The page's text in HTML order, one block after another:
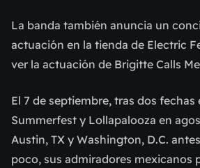
La banda también anuncia un
actuación en la tienda de Electric
ver la actuación de Brigitte Calls
El 7 de septiembre, tras dos
Summerfest y Lollapalooza en
Austin, TX y Washington, D.C.
poco, sus admiradores mexicanos